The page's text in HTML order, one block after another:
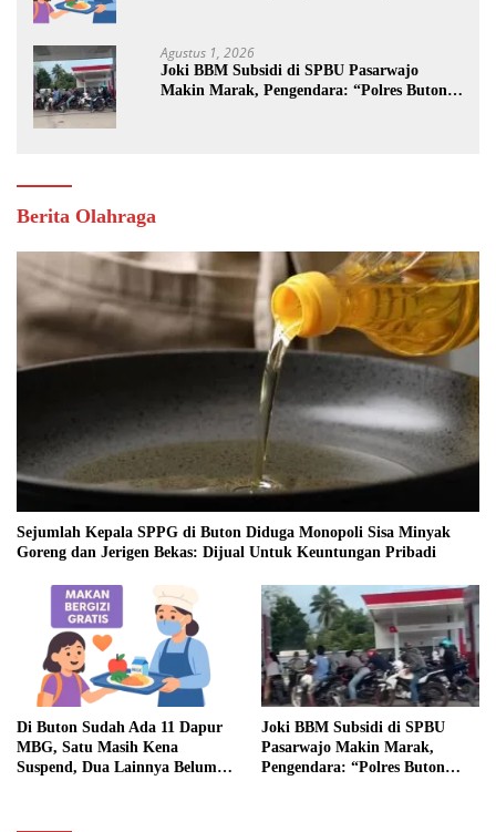
Agustus 1, 2026
Joki BBM Subsidi di SPBU Pasarwajo
Makin Marak, Pengendara: “Polres Buton
Berita Olahraga
Sejumlah Kepala SPPG di Buton Diduga Monopoli Sisa Minyak
Goreng dan Jerigen Bekas: Dijual Untuk Keuntungan Pribadi
Di Buton Sudah Ada 11 Dapur
MBG, Satu Masih Kena
Suspend, Dua Lainnya Belum
Joki BBM Subsidi di SPBU
Pasarwajo Makin Marak,
Pengendara: “Polres Buton